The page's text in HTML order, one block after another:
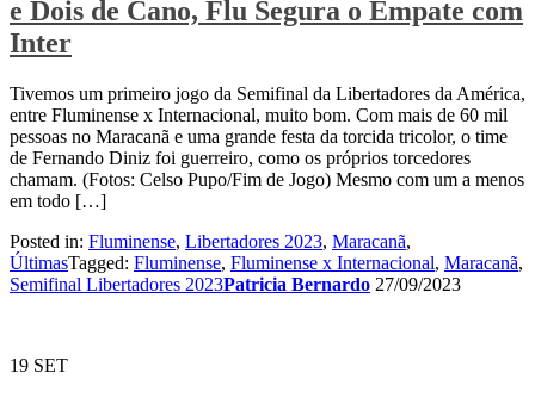
e Dois de Cano, Flu Segura o Empate com
Inter
Tivemos um primeiro jogo da Semifinal da Libertadores da América,
entre Fluminense x Internacional, muito bom. Com mais de 60 mil
pessoas no Maracanã e uma grande festa da torcida tricolor, o time
de Fernando Diniz foi guerreiro, como os próprios torcedores
chamam. (Fotos: Celso Pupo/Fim de Jogo) Mesmo com um a menos
em todo […]
Posted in: Fluminense, Libertadores 2023, Maracanã,
ÚltimasTagged: Fluminense, Fluminense x Internacional, Maracanã,
Semifinal Libertadores 2023Patricia Bernardo 27/09/2023
19 SET